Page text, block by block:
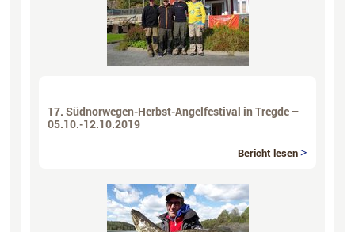
17. Südnorwegen-Herbst-Angelfestival in Tregde –
05.10.-12.10.2019
Bericht lesen